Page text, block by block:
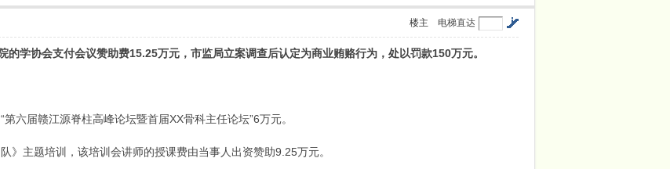
电梯直达
楼主
的学协会支付会议赞助费15.25万元，市监局立案调查后认定为商业贿赂行为，处以罚款150万元。
六届赣江源脊柱高峰论坛暨首届XX骨科主任论坛”6万元。
》主题培训，该培训会讲师的授课费由当事人出资赞助9.25万元。